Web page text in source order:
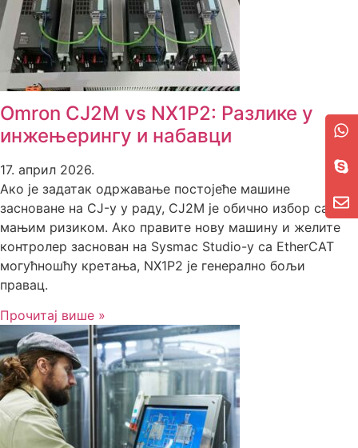
Omron CJ2M vs NX1P2: Разлике у
инжењерингу и набавци
17. април 2026.
Ако је задатак одржавање постојеће машине
засноване на CJ-у у раду, CJ2M је обично избор са
мањим ризиком. Ако правите нову машину и желите
контролер заснован на Sysmac Studio-у са EtherCAT
могућношћу кретања, NX1P2 је генерално бољи
правац.
Прочитај више »